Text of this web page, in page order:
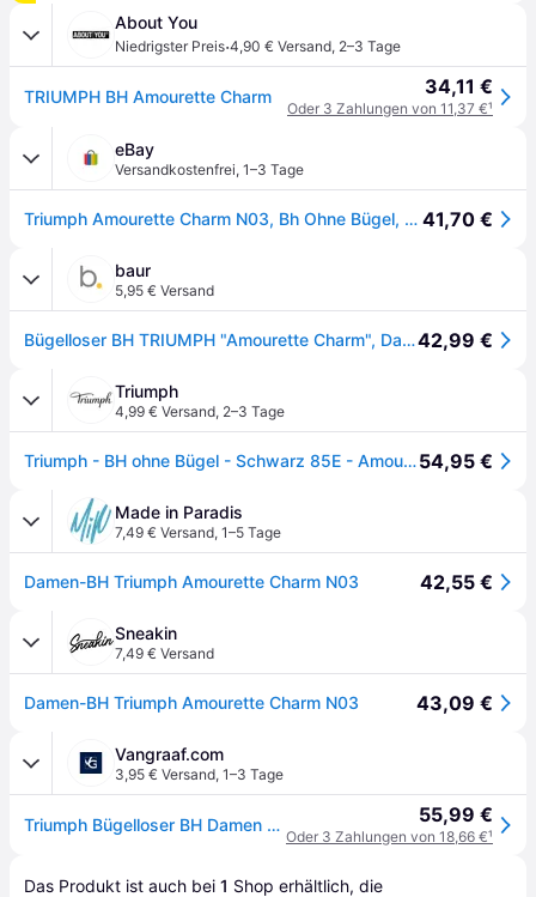
About You
Niedrigster Preis·4,90 € Versand, 2–3 Tage
TRIUMPH BH Amourette Charm 34,11 €
Oder 3 Zahlungen von 11,37 €¹
eBay
Versandkostenfrei, 1–3 Tage
Triumph Amourette Charm N03, Bh Ohne Bügel, Basicfarben, Viele Größen, Neu 41,70 €
baur
5,95 € Versand
Bügelloser BH TRIUMPH "Amourette Charm", Damen, Gr. 80, Cup B, schwarz, Spitze, Obermaterial: 70% Polyamid, 30% Elasthan, gemustert, BHs, Strech-Spitze, tiefer V-Ausschnitt42,99 €
Triumph
4,99 € Versand, 2–3 Tage
Triumph - BH ohne Bügel - Schwarz 85E - Amourette Charm - Unterwäsche für Frauen54,95 €
Made in Paradis
7,49 € Versand, 1–5 Tage
Damen-BH Triumph Amourette Charm N03 42,55 €
Sneakin
7,49 € Versand
Damen-BH Triumph Amourette Charm N03 43,09 €
Vangraaf.com
3,95 € Versand, 1–3 Tage
Triumph Bügelloser BH Damen schwarz, 90C 55,99 €
Oder 3 Zahlungen von 18,66 €¹
Das Produkt ist auch bei 1 Shop erhältlich, die